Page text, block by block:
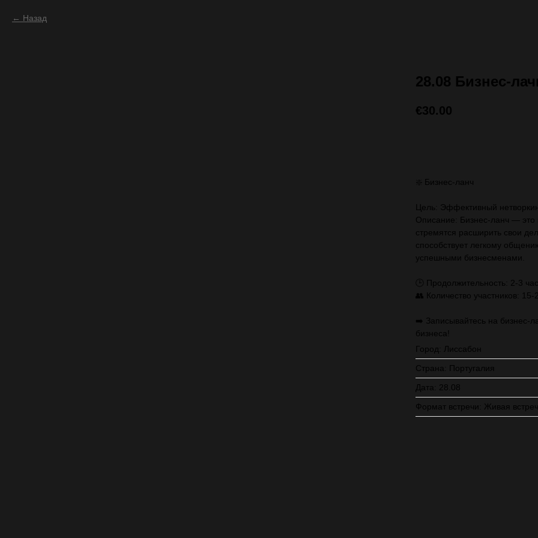
Назад
28.08 Бизнес-
€30.00
❇️ Бизнес-ланч
Цель: Эффективный
Описание: Бизнес-ланч — это
стремятся расширить свои
способствует легкому
успешными бизнесменами.
🕒 Продолжительность: 2-3
👥 Количество участников: 15-
➡️ Записывайтесь на бизнес-
бизнеса!
Город: Лиссабон
Страна: Португалия
Дата: 28.08
Формат встречи: Живая